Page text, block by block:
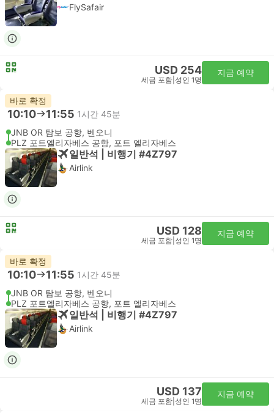
FlySafair
USD 254
세금 포함 성인 1명
지금 예약
바로 확정
10:10 11:55 1시간 45분
JNB OR 탐보 공항, 벤오니
PLZ 포트엘리자베스 공항, 포트 엘리자베스
일반석 | 비행기 #4Z797
Airlink
USD 128
세금 포함 성인 1명
지금 예약
바로 확정
10:10 11:55 1시간 45분
JNB OR 탐보 공항, 벤오니
PLZ 포트엘리자베스 공항, 포트 엘리자베스
일반석 | 비행기 #4Z797
Airlink
USD 137
세금 포함 성인 1명
지금 예약